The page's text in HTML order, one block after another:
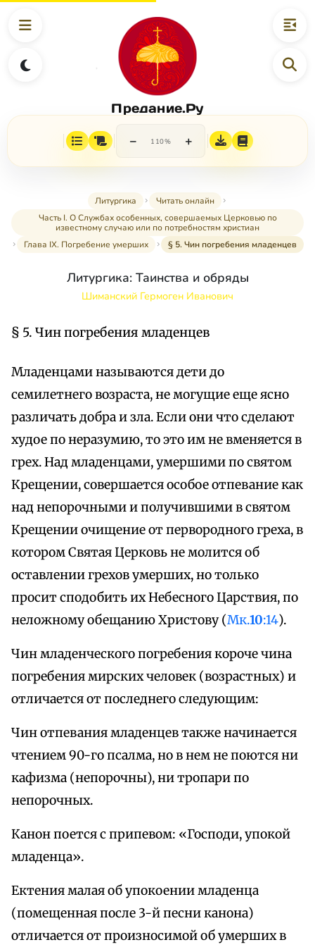
Предание.Ру
− 110% +
Литургика
Читать онлайн
Часть I. О Службах особенных, совершаемых Церковью по
известному случаю или по потребностям христиан
Глава IX. Погребение умерших
§ 5. Чин погребения младенцев
Литургика: Таинства и обряды
Шиманский Гермоген Иванович
§ 5. Чин погребения младенцев
Младенцами называются дети до
семилетнего возраста, не могущие еще ясно
различать добра и зла. Если они что сделают
худое по неразумию, то это им не вменяется в
грех. Над младенцами, умершими по святом
Крещении, совершается особое отпевание как
над непорочными и получившими в святом
Крещении очищение от первородного греха, в
котором Святая Церковь не молится об
оставлении грехов умерших, но только
просит сподобить их Небесного Царствия, по
неложному обещанию Христову (Мк.10:14).
Чин младенческого погребения короче чина
погребения мирских человек (возрастных) и
отличается от последнего следующим:
Чин отпевания младенцев также начинается
чтением 90-го псалма, но в нем не поются ни
кафизма (непорочны), ни тропари по
непорочных.
Канон поется с припевом: «Господи, упокой
младенца».
Ектения малая об упокоении младенца
(помещенная после 3-й песни канона)
отличается от произносимой об умерших в